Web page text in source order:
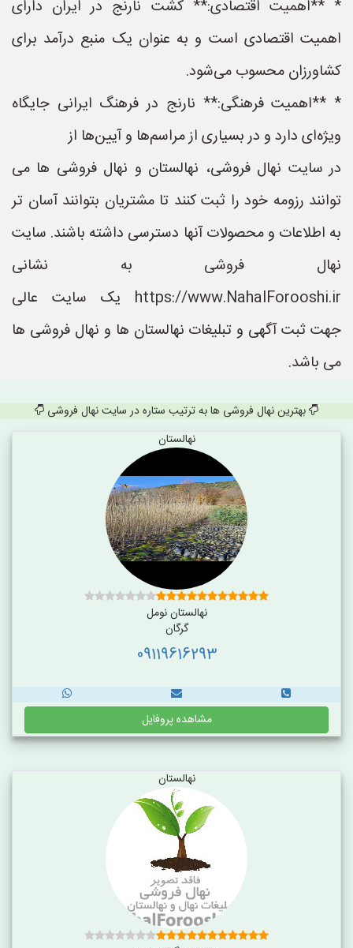
* **اهمیت اقتصادی:** کشت نارنج در ایران دارای
اهمیت اقتصادی است و به عنوان یک منبع درآمد برای
کشاورزان محسوب می‌شود.
* **اهمیت فرهنگی:** نارنج در فرهنگ ایرانی جایگاه
ویژه‌ای دارد و در بسیاری از مراسم‌ها و آیین‌ها از
در سایت نهال فروشی، نهالستان و نهال فروشی ها می
توانند رزومه خود را ثبت کنند تا مشتریان بتوانند آسان تر
به اطلاعات و محصولات آنها دسترسی داشته باشند. سایت
نهال فروشی به نشانی
https://www.NahalForooshi.ir یک سایت عالی
جهت ثبت آگهی و تبلیغات نهالستان ها و نهال فروشی ها
می باشد.
بهترین نهال فروشی ها به ترتیب ستاره در سایت نهال فروشی
نهالستان
نهالستان نومل
گرگان
09119616293
مشاهده پروفایل
نهالستان